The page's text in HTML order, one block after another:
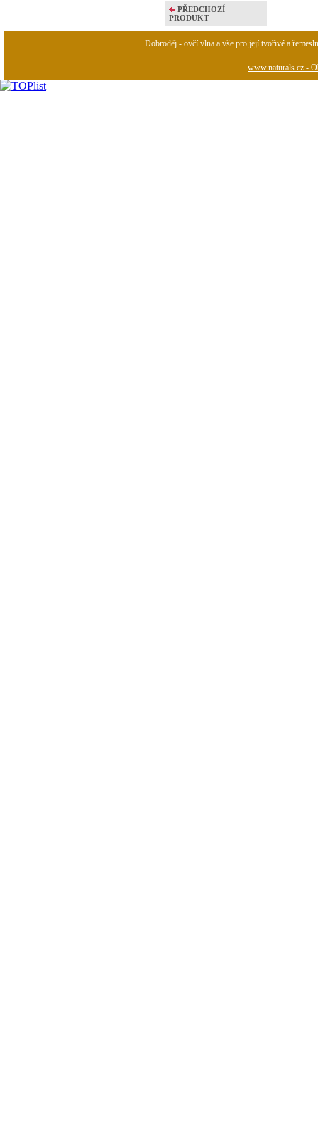
PŘEDCHOZÍ
PRODUKT
Dobroděj - ovčí vlna a vše pro její tvořivé a
www.naturals.cz -